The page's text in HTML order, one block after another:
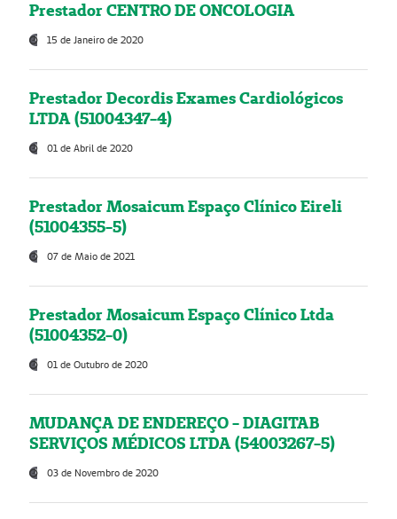
Prestador CENTRO DE ONCOLOGIA
15 de Janeiro de 2020
Prestador Decordis Exames Cardiológicos
LTDA (51004347-4)
01 de Abril de 2020
Prestador Mosaicum Espaço Clínico Eireli
(51004355-5)
07 de Maio de 2021
Prestador Mosaicum Espaço Clínico Ltda
(51004352-0)
01 de Outubro de 2020
MUDANÇA DE ENDEREÇO - DIAGITAB
SERVIÇOS MÉDICOS LTDA (54003267-5)
03 de Novembro de 2020